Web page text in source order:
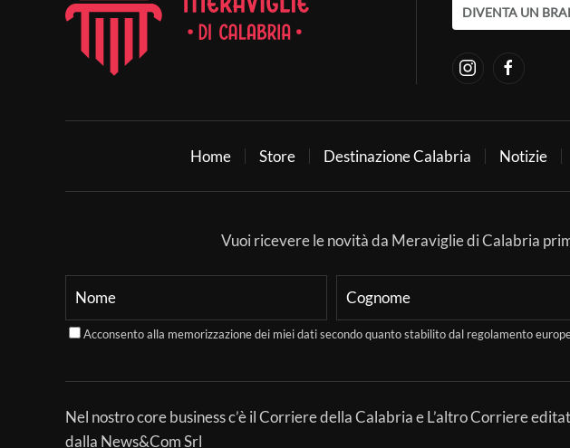
DIVENTA UN
Home Store Destinazione Calabria Notizie
Vuoi ricevere le novità da Meraviglie di Calabria
Acconsento alla memorizzazione dei miei dati secondo quanto stabilito dal regolamento
Nel nostro core business c’è il Corriere della Calabria e L’altro Corriere
dalla News&Com Srl